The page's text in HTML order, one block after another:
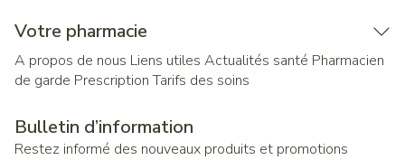
Votre pharmacie
A propos de nous Liens utiles Actualités santé Pharmacien
de garde Prescription Tarifs des soins
Bulletin d’information
Restez informé des nouveaux produits et promotions